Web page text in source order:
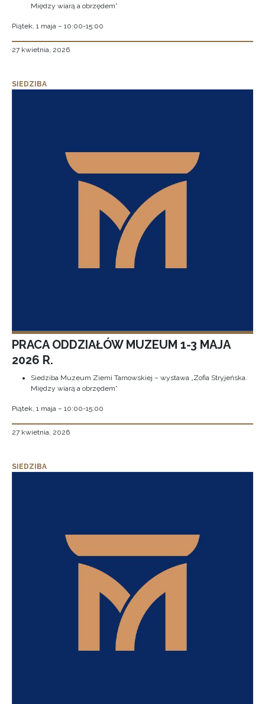
Między wiarą a obrzędem”
Piątek, 1 maja – 10:00-15:00
27 kwietnia, 2026
SIEDZIBA
PRACA ODDZIAŁÓW MUZEUM 1-3 MAJA
2026 R.
Siedziba Muzeum Ziemi Tarnowskiej – wystawa „Zofia Stryjeńska.
Między wiarą a obrzędem”
Piątek, 1 maja – 10:00-15:00
27 kwietnia, 2026
SIEDZIBA